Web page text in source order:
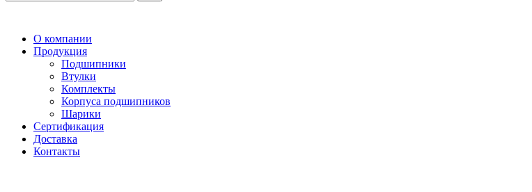
О компании
Продукция
Подшипники
Втулки
Комплекты
Корпуса подшипников
Шарики
Сертификация
Доставка
Контакты